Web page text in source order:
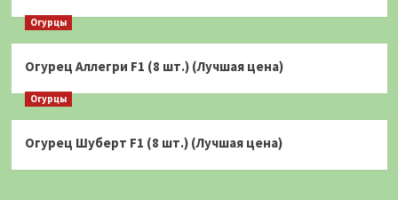
Огурцы
Огурец Аллегри F1 (8 шт.) (Лучшая цена)
Огурцы
Огурец Шуберт F1 (8 шт.) (Лучшая цена)